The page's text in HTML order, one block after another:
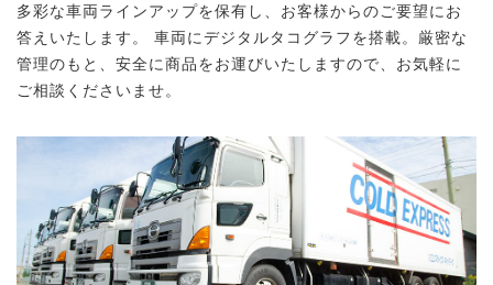
多彩な車両ラインアップを保有し、お客様からのご要望にお
答えいたします。 車両にデジタルタコグラフを搭載。厳密な
管理のもと、安全に商品をお運びいたしますので、お気軽に
ご相談くださいませ。